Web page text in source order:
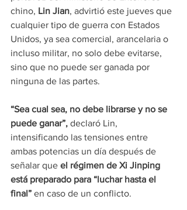
chino, Lin Jian, advirtió este jueves que
cualquier tipo de guerra con Estados
Unidos, ya sea comercial, arancelaria o
incluso militar, no solo debe evitarse,
sino que no puede ser ganada por
ninguna de las partes.
“Sea cual sea, no debe librarse y no se
puede ganar”, declaró Lin,
intensificando las tensiones entre
ambas potencias un día después de
señalar que el régimen de Xi Jinping
está preparado para “luchar hasta el
final” en caso de un conflicto.